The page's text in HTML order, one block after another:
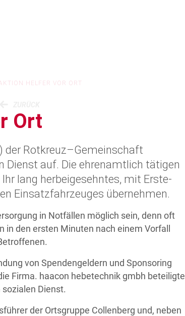
HELFER VOR ORT
Ort
der Rotkreuz–Gemeinschaft
Dienst auf. Die ehrenamtlich tätigen
lang herbeigesehntes, mit Erste-
Einsatzfahrzeuges übernehmen.
in Notfällen möglich sein, denn oft
den ersten Minuten nach einem Vorfall
von Spendengeldern und Sponsoring
Firma. haacon hebetechnik gmbh beteiligte
Dienst.
der Ortsgruppe Collenberg und, neben